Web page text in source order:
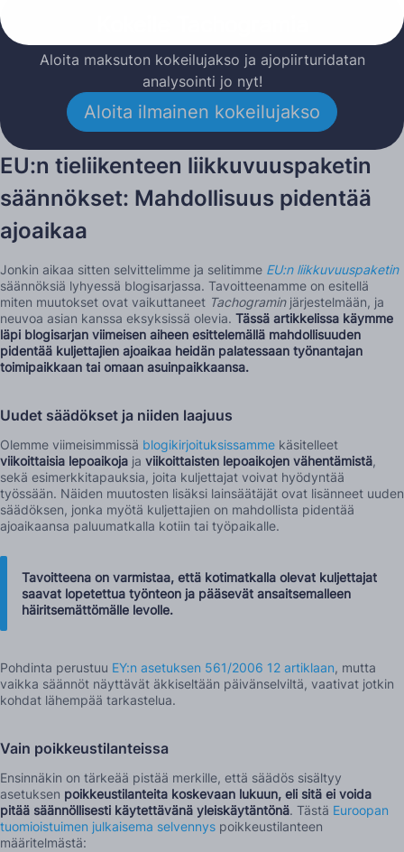
Aloita maksuton kokeilujakso ja ajopiirturidatan
analysointi jo nyt!
Aloita ilmainen kokeilujakso
EU:n tieliikenteen liikkuvuuspaketin
säännökset: Mahdollisuus pidentää
ajoaikaa
Jonkin aikaa sitten selvittelimme ja selitimme EU:n liikkuvuuspaketin
säännöksiä lyhyessä blogisarjassa. Tavoitteenamme on esitellä
miten muutokset ovat vaikuttaneet Tachograminjärjestelmään, ja
neuvoa asian kanssa eksyksissä olevia. Tässä artikkelissa käymme
läpi blogisarjan viimeisen aiheen esittelemällä mahdollisuuden
pidentää kuljettajien ajoaikaa heidän palatessaan työnantajan
toimipaikkaan tai omaan asuinpaikkaansa.
Uudet säädökset ja niiden laajuus
Olemme viimeisimmissä blogikirjoituksissamme käsitelleet
viikoittaisia lepoaikoja ja viikoittaisten lepoaikojen vähentämistä,
sekä esimerkkitapauksia, joita kuljettajat voivat hyödyntää
työssään. Näiden muutosten lisäksi lainsäätäjät ovat lisänneet uuden
säädöksen, jonka myötä kuljettajien on mahdollista pidentää
ajoaikaansa paluumatkalla kotiin tai työpaikalle.
Tavoitteena on varmistaa, että kotimatkalla olevat kuljettajat
saavat lopetettua työnteon ja pääsevät ansaitsemalleen
häiritsemättömälle levolle.
Pohdinta perustuu EY:n asetuksen 561/2006 12 artiklaan, mutta
vaikka säännöt näyttävät äkkiseltään päivänselviltä, vaativat jotkin
kohdat lähempää tarkastelua.
Vain poikkeustilanteissa
Ensinnäkin on tärkeää pistää merkille, että säädös sisältyy
asetuksen poikkeustilanteita koskevaan lukuun, eli sitä ei voida
pitää säännöllisesti käytettävänä yleiskäytäntönä. Tästä Euroopan
tuomioistuimen julkaisema selvennys poikkeustilanteen
määritelmästä: